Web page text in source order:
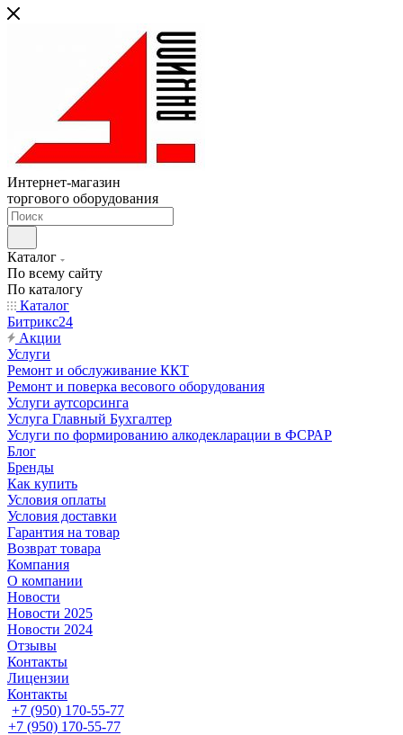
Интернет-магазин
торгового оборудования
Каталог
По всему сайту
По каталогу
Каталог
Битрикс24
Акции
Услуги
Ремонт и обслуживание ККТ
Ремонт и поверка весового оборудования
Услуги аутсорсинга
Услуга Главный Бухгалтер
Услуги по формированию алкодекларации в ФСРАР
Блог
Бренды
Как купить
Условия оплаты
Условия доставки
Гарантия на товар
Возврат товара
Компания
О компании
Новости
Новости 2025
Новости 2024
Отзывы
Контакты
Лицензии
Контакты
+7 (950) 170-55-77
+7 (950) 170-55-77